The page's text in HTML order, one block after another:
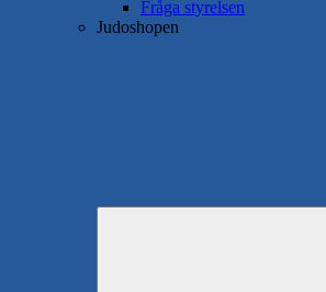
Fråga styrelsen
Judoshopen